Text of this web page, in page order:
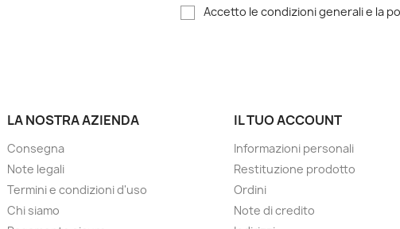
Accetto le condizioni generali e la
LA NOSTRA AZIENDA
Consegna
Note legali
Termini e condizioni d'uso
Chi siamo
IL TUO ACCOUNT
Informazioni personali
Restituzione prodotto
Ordini
Note di credito